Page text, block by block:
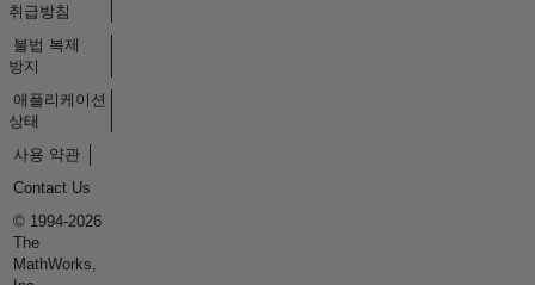
취급방침
불법 복제
방지
애플리케이션
상태
사용 약관
Contact Us
© 1994-2026
The
MathWorks,